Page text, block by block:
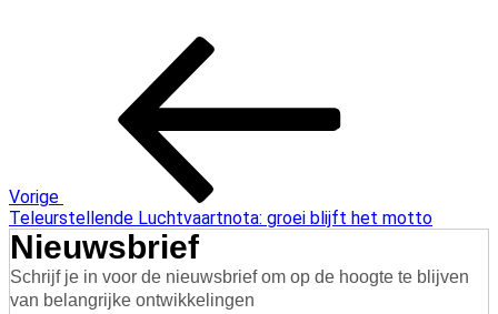
Vorige
Teleurstellende Luchtvaartnota: groei blijft het motto
Nieuwsbrief
Schrijf je in voor de nieuwsbrief om op de hoogte te blijven
van belangrijke ontwikkelingen